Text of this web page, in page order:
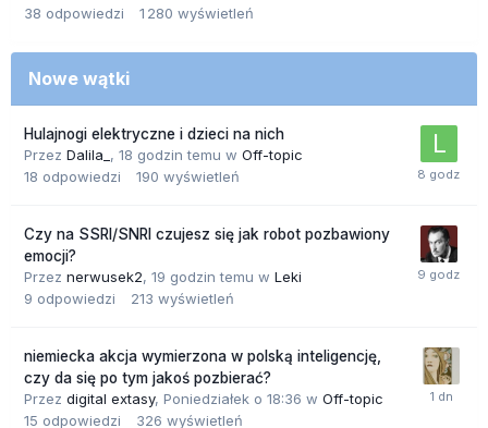
38 odpowiedzi 1 280 wyświetleń
Nowe wątki
Hulajnogi elektryczne i dzieci na nich
Przez Dalila_ , 18 godzin temu w Off-topic
18 odpowiedzi 190 wyświetleń
Czy na SSRI/SNRI czujesz się jak robot pozbawiony
emocji?
Przez nerwusek2, 19 godzin temu w Leki
9 odpowiedzi 213 wyświetleń
niemiecka akcja wymierzona w polską inteligencję,
czy da się po tym jakoś pozbierać?
Przez digital extasy, Poniedziałek o 18:36 w Off-topic
15 odpowiedzi 326 wyświetleń